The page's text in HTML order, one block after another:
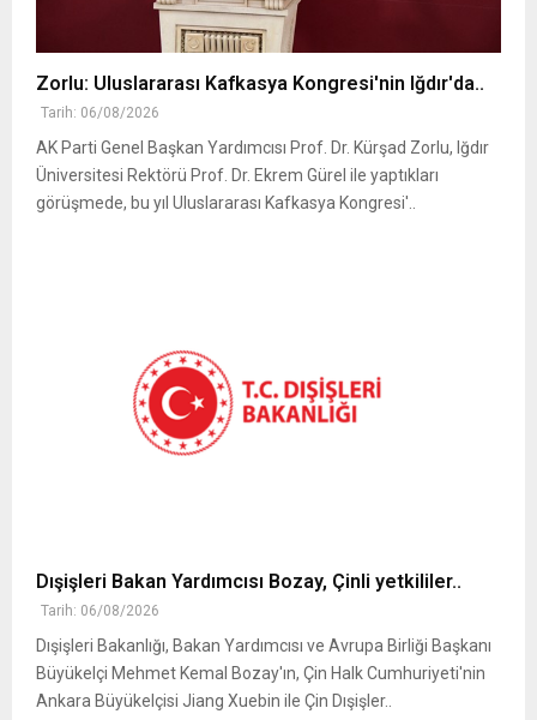
Zorlu: Uluslararası Kafkasya Kongresi'nin Iğdır'da..
Tarih: 06/08/2026
AK Parti Genel Başkan Yardımcısı Prof. Dr. Kürşad Zorlu, Iğdır
Üniversitesi Rektörü Prof. Dr. Ekrem Gürel ile yaptıkları
görüşmede, bu yıl Uluslararası Kafkasya Kongresi'..
Dışişleri Bakan Yardımcısı Bozay, Çinli yetkililer..
Tarih: 06/08/2026
Dışişleri Bakanlığı, Bakan Yardımcısı ve Avrupa Birliği Başkanı
Büyükelçi Mehmet Kemal Bozay'ın, Çin Halk Cumhuriyeti'nin
Ankara Büyükelçisi Jiang Xuebin ile Çin Dışişler..